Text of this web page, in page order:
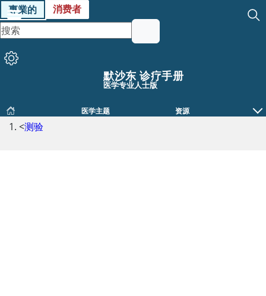
專業的 消费者
默沙东 诊疗手册
医学专业人士版
医学主题 资源
<测验